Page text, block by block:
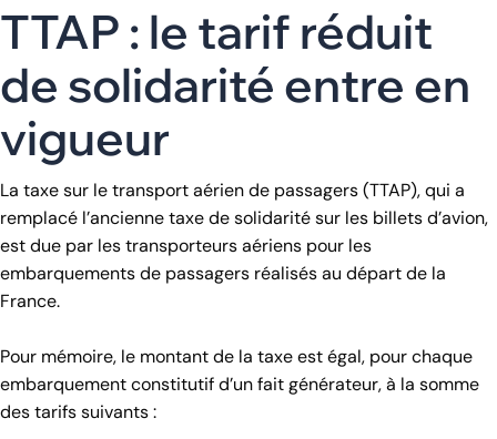
TTAP : le tarif réduit
de solidarité entre en
vigueur
La taxe sur le transport aérien de passagers (TTAP), qui a
remplacé l’ancienne taxe de solidarité sur les billets d’avion,
est due par les transporteurs aériens pour les
embarquements de passagers réalisés au départ de la
France.
Pour mémoire, le montant de la taxe est égal, pour chaque
embarquement constitutif d’un fait générateur, à la somme
des tarifs suivants :